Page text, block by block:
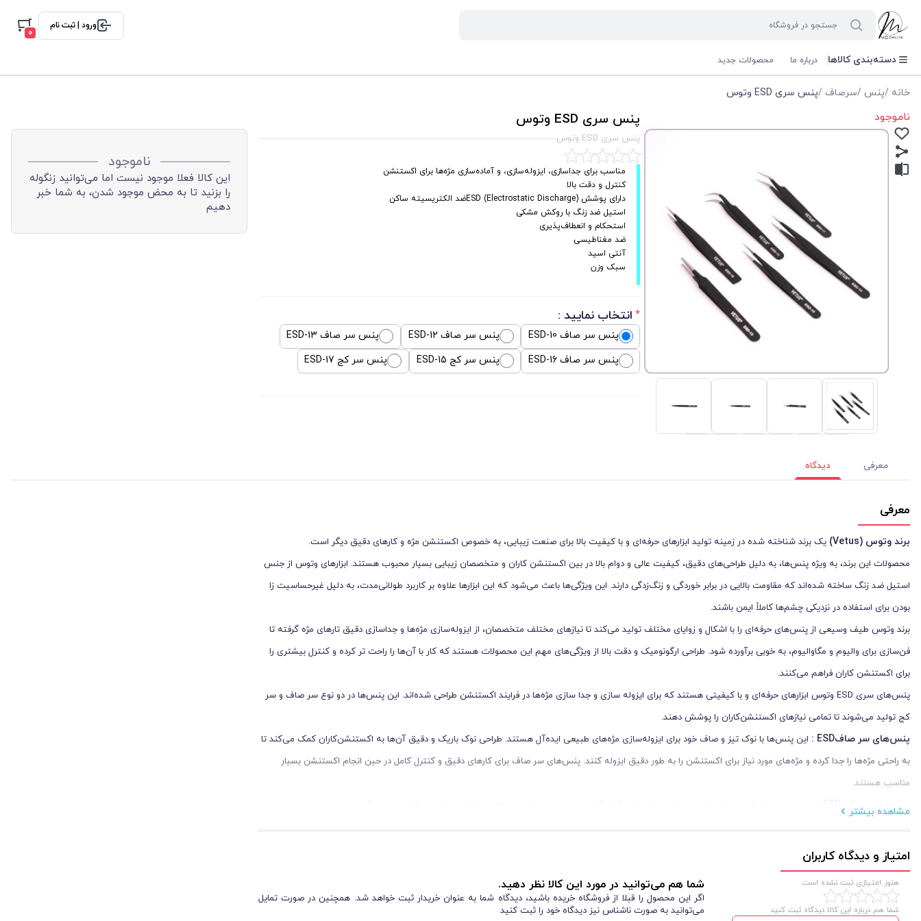
ورود | ثبت نام
0
دسته‌بندی کالاها درباره ما محصولات جدید
خانه /پنس /سرصاف /پنس سری ESD وتوس
ناموجود پنس سری ESD وتوس
پنس سری ESD وتوس
مناسب برای جدا‌سازی، ایزوله‌سازی، و آماده‌سازی مژه‌ها برای اکستنشن
کنترل و دقت بالا
دارای پوشش (Electrostatic Discharge) ESDضد الکتریسیته ساکن
استیل ضد زنگ با روکش مشکی
استحکام و انعطاف‌پذیری
ضد مغناطیسی
آنتی اسید
سبک وزن
* انتخاب نمایید :
پنس سر صاف ESD-10 پنس سر صاف ESD-12
پنس سر صاف ESD-13
پنس سر صاف ESD-16
پنس سر كج ESD-15 پنس سر كج ESD-17
ناموجود
این کالا فعلا موجود نیست اما می‌توانید زنگوله
را بزنید تا به محض موجود شدن، به شما خبر
دهیم
معرفی دیدگاه
معرفی
برند وتوس (Vetus)
یک برند شناخته شده در زمینه تولید ابزارهای حرفه‌ای و با کیفیت بالا برای صنعت زیبایی، به خصوص اکستنشن مژه و کارهای دقیق دیگر است.
محصولات این برند، به ویژه پنس‌ها، به دلیل طراحی‌های دقیق، کیفیت عالی و دوام بالا در بین اکستنشن‌ کاران و متخصصان زیبایی بسیار محبوب هستند. ابزارهای وتوس از جنس
استیل ضد زنگ ساخته شده‌اند که مقاومت بالایی در برابر خوردگی و زنگ‌زدگی دارند. این ویژگی‌ها باعث می‌شود که این ابزارها علاوه بر کاربرد طولانی‌مدت، به دلیل غیرحساسیت ‌زا
بودن برای استفاده در نزدیکی چشم‌ها کاملاً ایمن باشند.
برند وتوس طیف وسیعی از پنس‌های حرفه‌ای را با اشکال و زوایای مختلف تولید می‌کند تا نیازهای مختلف متخصصان، از ایزوله‌سازی مژه‌ها و جدا‌سازی دقیق تارهای مژه گرفته تا
فن‌سازی برای والیوم و مگاوالیوم، به خوبی برآورده شود. طراحی ارگونومیک و دقت بالا از ویژگی‌های مهم این محصولات هستند که کار با آن‌ها را راحت ‌تر کرده و کنترل بیشتری را
برای اکستنشن‌ کاران فراهم می‌کنند.
پنس‌های سری ESD وتوس ابزارهای حرفه‌ای و با کیفیتی هستند که برای ایزوله ‌سازی و جدا‌ سازی مژه‌ها در فرایند اکستنشن طراحی شده‌اند. این پنس‌ها در دو نوع سر صاف و سر
کج تولید می‌شوند تا تمامی نیازهای اکستنشن‌کاران را پوشش دهند.
پنس‌های سر صافESD
: این پنس‌ها با نوک تیز و صاف خود برای ایزوله‌سازی مژه‌های طبیعی ایده‌آل هستند. طراحی نوک باریک و دقیق آن‌ها به اکستنشن‌کاران کمک می‌کند تا
به راحتی مژه‌ها را جدا کرده و مژه‌های مورد نیاز برای اکستنشن را به طور دقیق ایزوله کنند. پنس‌های سر صاف برای کارهای دقیق و کنترل کامل در حین انجام اکستنشن بسیار
مناسب هستند.
پنس‌های سر کج
پنس ESD-13 وتوس :
این پنس با نوک صاف و پهن خود، برای ریموو مژه‌های اکستنشن شده و همچنین برداشتن پدهای زیر چشم استفاده می‌شود. طراحی خاص آن امکان انجام
این کارها را با دقت و بدون آسیب به مژه‌ها و پوست فراهم می‌کند.
ریموو مژه:
نوک صاف و پهن پنس ESD-13 به اکستنشن‌کاران این امکان را می‌دهد تا به راحتی مژه‌های اکستنشن شده را جدا کنند. این پنس با طراحی مخصوص خود، مژه‌ها را
بدون آسیب به مژه‌های طبیعی گرفته و ریموو می‌کند.
مشاهده بیشتر
امتیاز و دیدگاه کاربران
هنوز امتیازی ثبت نشده است.
شما هم درباره این کالا دیدگاه ثبت کنید
شما هم می‌توانید در مورد این کالا نظر دهید.
اگر این محصول را قبلا از فروشگاه خریده باشید، دیدگاه شما به عنوان خریدار ثبت خواهد شد. همچنین در صورت تمایل
می‌توانید به صورت ناشناس نیز دیدگاه خود را ثبت کنید